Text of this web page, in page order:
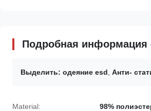
Подробная информация
Выделить: одеяние esd Анти-
Material: 98%